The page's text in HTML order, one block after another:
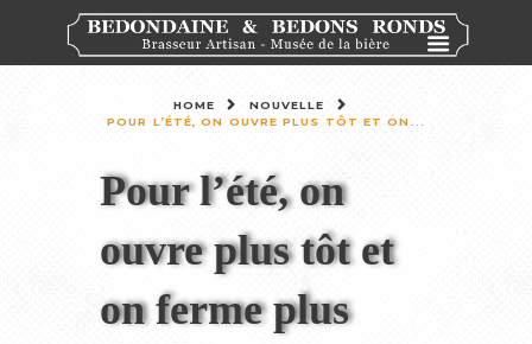
HOME
NOUVELLE
POUR L’ÉTÉ, ON OUVRE PLUS TÔT ET ON...
Pour l’été, on
ouvre plus tôt et
on ferme plus